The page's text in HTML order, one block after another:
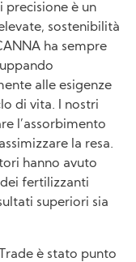
precisione è un
sostenibilità
ha sempre
alle esigenze
di vita. I nostri
l’assorbimento
la resa.
hanno avuto
fertilizzanti
superiori sia
è stato punto